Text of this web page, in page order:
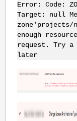
Error: Code:
Target: null
zone'projects/
enough
request. Try
later